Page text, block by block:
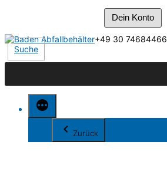
Dein Konto
Zum
Inhalt
springen
+49 30 74684466
Suche
Zurück